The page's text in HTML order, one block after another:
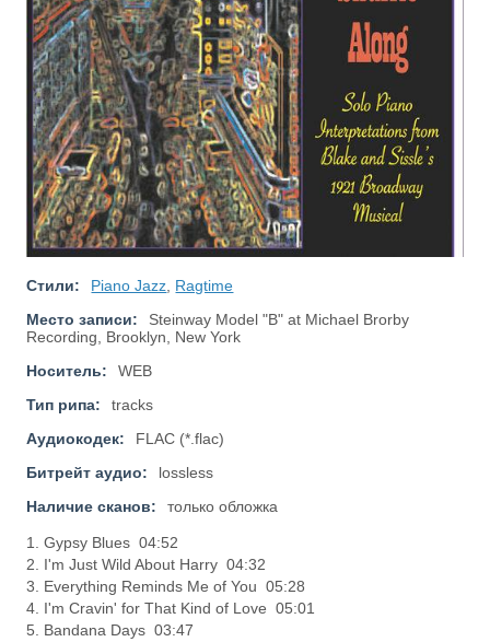
Стили: Piano Jazz Ragtime
Место записи:
Steinway Model "B" at Michael Brorby
Recording, Brooklyn, New York
Носитель:
WEB
Тип рипа:
tracks
Аудиокодек:
FLAC (*.flac)
Битрейт аудио:
lossless
Наличие сканов:
только обложка
1. Gypsy Blues 04:52
2. I'm Just Wild About Harry 04:32
3. Everything Reminds Me of You 05:28
4. I'm Cravin' for That Kind of Love 05:01
5. Bandana Days 03:47